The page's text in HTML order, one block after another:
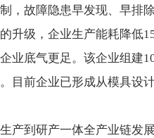
，故障隐患早发现、早排
升级，企业生产能耗降低
业底气更足。该企业组建
目前企业已形成从模具设
产到研产一体全产业链发